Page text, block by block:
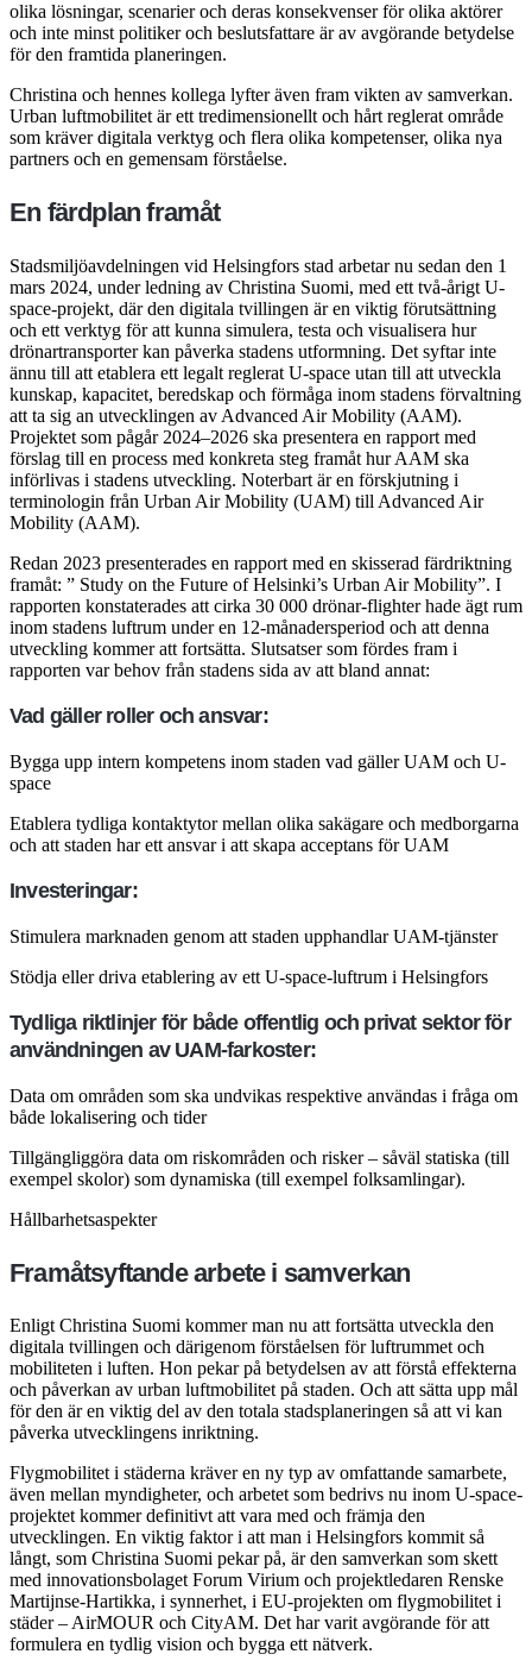
olika lösningar, scenarier och deras konsekvenser för olika aktörer
och inte minst politiker och beslutsfattare är av avgörande betydelse
för den framtida planeringen.
Christina och hennes kollega lyfter även fram vikten av samverkan.
Urban luftmobilitet är ett tredimensionellt och hårt reglerat område
som kräver digitala verktyg och flera olika kompetenser, olika nya
partners och en gemensam förståelse.
En färdplan framåt
Stadsmiljöavdelningen vid Helsingfors stad arbetar nu sedan den 1
mars 2024, under ledning av Christina Suomi, med ett två-årigt U-
space-projekt, där den digitala tvillingen är en viktig förutsättning
och ett verktyg för att kunna simulera, testa och visualisera hur
drönartransporter kan påverka stadens utformning. Det syftar inte
ännu till att etablera ett legalt reglerat U-space utan till att utveckla
kunskap, kapacitet, beredskap och förmåga inom stadens förvaltning
att ta sig an utvecklingen av Advanced Air Mobility (AAM).
Projektet som pågår 2024–2026 ska presentera en rapport med
förslag till en process med konkreta steg framåt hur AAM ska
införlivas i stadens utveckling. Noterbart är en förskjutning i
terminologin från Urban Air Mobility (UAM) till Advanced Air
Mobility (AAM).
Redan 2023 presenterades en rapport med en skisserad färdriktning
framåt: ” Study on the Future of Helsinki’s Urban Air Mobility”. I
rapporten konstaterades att cirka 30 000 drönar-flighter hade ägt rum
inom stadens luftrum under en 12-månadersperiod och att denna
utveckling kommer att fortsätta. Slutsatser som fördes fram i
rapporten var behov från stadens sida av att bland annat:
Vad gäller roller och ansvar:
Bygga upp intern kompetens inom staden vad gäller UAM och U-
space
Etablera tydliga kontaktytor mellan olika sakägare och medborgarna
och att staden har ett ansvar i att skapa acceptans för UAM
Investeringar:
Stimulera marknaden genom att staden upphandlar UAM-tjänster
Stödja eller driva etablering av ett U-space-luftrum i Helsingfors
Tydliga riktlinjer för både offentlig och privat sektor för
användningen av UAM-farkoster:
Data om områden som ska undvikas respektive användas i fråga om
både lokalisering och tider
Tillgängliggöra data om riskområden och risker – såväl statiska (till
exempel skolor) som dynamiska (till exempel folksamlingar).
Hållbarhetsaspekter
Framåtsyftande arbete i samverkan
Enligt Christina Suomi kommer man nu att fortsätta utveckla den
digitala tvillingen och därigenom förståelsen för luftrummet och
mobiliteten i luften. Hon pekar på betydelsen av att förstå effekterna
och påverkan av urban luftmobilitet på staden. Och att sätta upp mål
för den är en viktig del av den totala stadsplaneringen så att vi kan
påverka utvecklingens inriktning.
Flygmobilitet i städerna kräver en ny typ av omfattande samarbete,
även mellan myndigheter, och arbetet som bedrivs nu inom U-space-
projektet kommer definitivt att vara med och främja den
utvecklingen. En viktig faktor i att man i Helsingfors kommit så
långt, som Christina Suomi pekar på, är den samverkan som skett
med innovationsbolaget Forum Virium och projektledaren Renske
Martijnse-Hartikka, i synnerhet, i EU-projekten om flygmobilitet i
städer – AirMOUR och CityAM. Det har varit avgörande för att
formulera en tydlig vision och bygga ett nätverk.